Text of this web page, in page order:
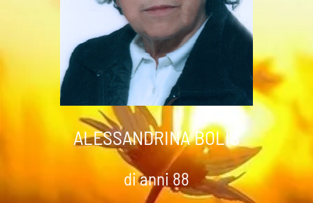
ALESSANDRINA BOLIS
di anni 88